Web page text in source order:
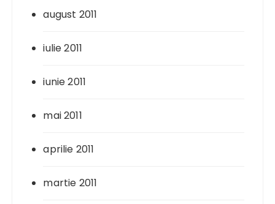
august 2011
iulie 2011
iunie 2011
mai 2011
aprilie 2011
martie 2011